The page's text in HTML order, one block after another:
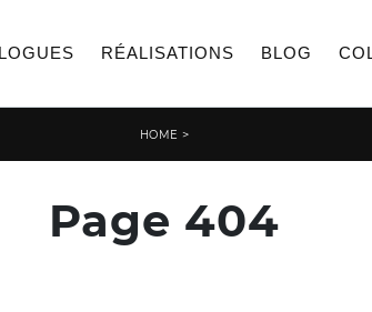
RÉALISATIONS BLOG
HOME >
Page 404